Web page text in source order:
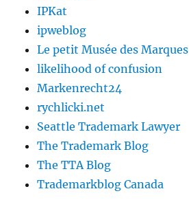
IPKat
ipweblog
Le petit Musée des Marques
likelihood of confusion
Markenrecht24
rychlicki.net
Seattle Trademark Lawyer
The Trademark Blog
The TTA Blog
Trademarkblog Canada